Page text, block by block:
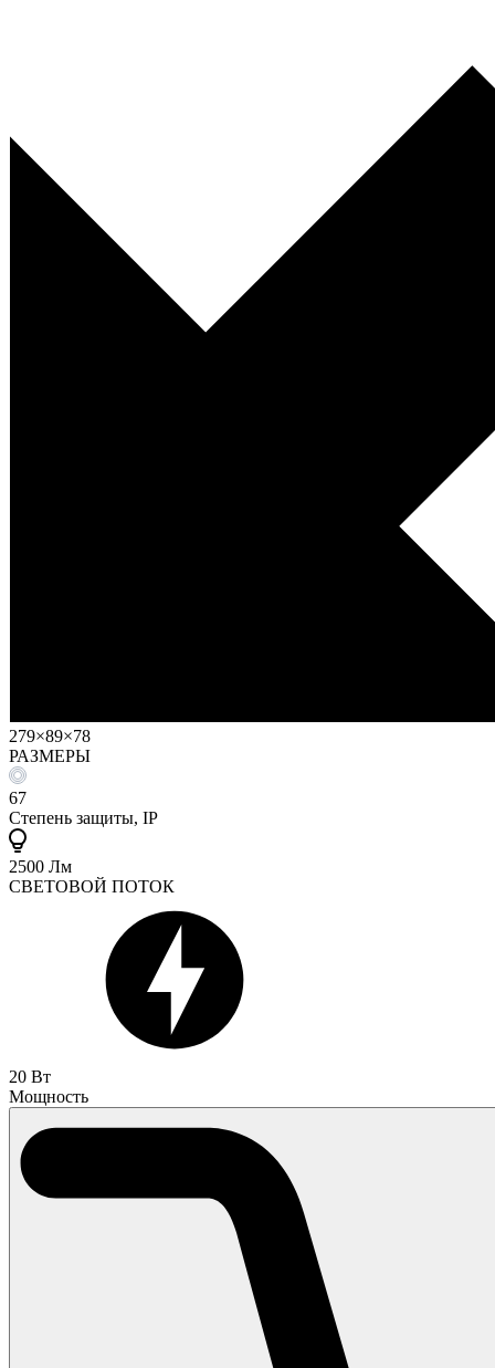
279×89×78
РАЗМЕРЫ
67
Степень защиты, IP
2500 Лм
СВЕТОВОЙ ПОТОК
20 Вт
Мощность